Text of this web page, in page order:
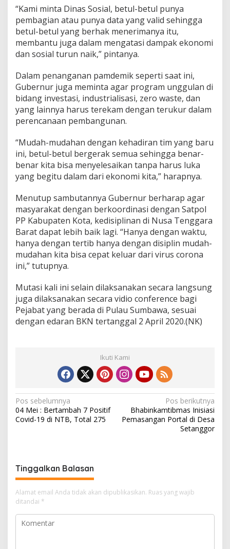
“Kami minta Dinas Sosial, betul-betul punya
pembagian atau punya data yang valid sehingga
betul-betul yang berhak menerimanya itu,
membantu juga dalam mengatasi dampak ekonomi
dan sosial turun naik,” pintanya.
Dalam penanganan pamdemik seperti saat ini,
Gubernur juga meminta agar program unggulan di
bidang investasi, industrialisasi, zero waste, dan
yang lainnya harus terekam dengan terukur dalam
perencanaan pembangunan.
“Mudah-mudahan dengan kehadiran tim yang baru
ini, betul-betul bergerak semua sehingga benar-
benar kita bisa menyelesaikan tanpa harus luka
yang begitu dalam dari ekonomi kita,” harapnya.
Menutup sambutannya Gubernur berharap agar
masyarakat dengan berkoordinasi dengan Satpol
PP Kabupaten Kota, kedisiplinan di Nusa Tenggara
Barat dapat lebih baik lagi. “Hanya dengan waktu,
hanya dengan tertib hanya dengan disiplin mudah-
mudahan kita bisa cepat keluar dari virus corona
ini,” tutupnya.
Mutasi kali ini selain dilaksanakan secara langsung
juga dilaksanakan secara vidio conference bagi
Pejabat yang berada di Pulau Sumbawa, sesuai
dengan edaran BKN tertanggal 2 April 2020.(NK)
Ikuti Kami
N
a
g
a
s
i
p
Pos sebelumnya
04 Mei : Bertambah 7 Positif
Covid-19 di NTB, Total 275
Pos berikutnya
Bhabinkamtibmas Inisiasi
Pemasangan Portal di Desa
Setanggor
Tinggalkan Balasan
Alamat email Anda tidak akan dipublikasikan. Ruas yang wajib
ditandai *